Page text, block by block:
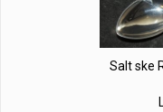
Salt ske